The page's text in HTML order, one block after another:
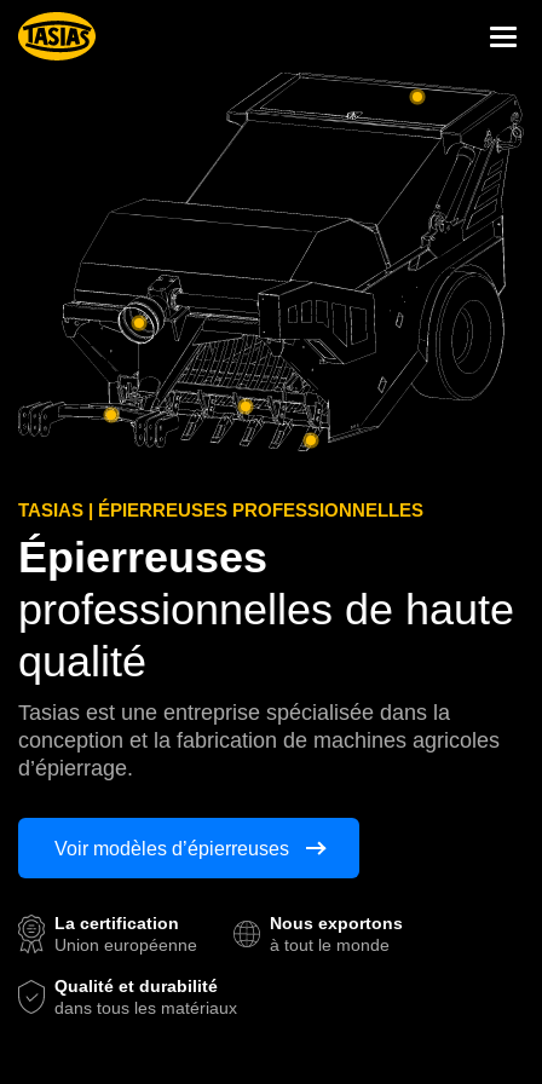
TASIAS | ÉPIERREUSES PROFESSIONNELLES
Épierreuses
professionnelles de haute
qualité
Tasias est une entreprise spécialisée dans la
conception et la fabrication de machines agricoles
d’épierrage.
Voir modèles d’épierreuses
La certification
Union européenne
Nous exportons
à tout le monde
Qualité et durabilité
dans tous les matériaux